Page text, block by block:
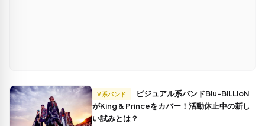
V系バンド
がKing & Princeをカバー！活動休止中の新し
い試みとは？